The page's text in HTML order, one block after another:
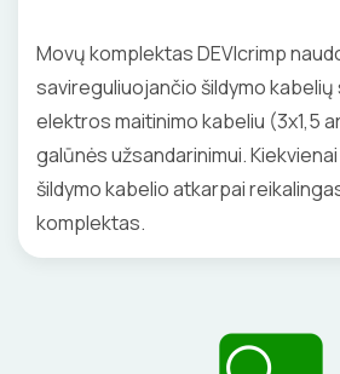
GELINĖS JUNGTYS
KALIMO ĮRANKIAI
LITAVIMO, KLIJAVIMO
ELEKTRINIAI ĮRANKIAI
Movų komplektas DEVIcrimp
savireguliuojančio šildymo kabelių
elektros maitinimo kabeliu (3x1,5
galūnės užsandarinimui.
šildymo kabelio atkarpai
komplektas.